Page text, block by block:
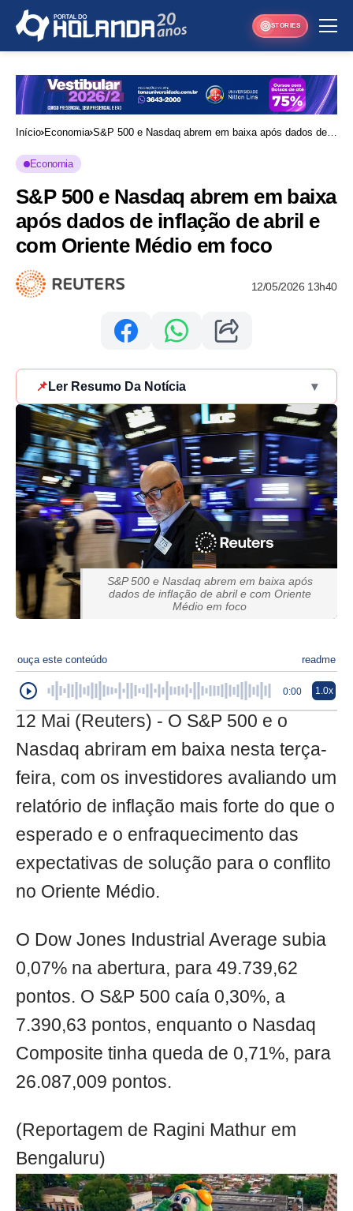
STORIES
Início Economia S&P 500 e Nasdaq abrem em baixa após dados de
Economia
S&P 500 e Nasdaq abrem em baixa
após dados de inflação de abril e
com Oriente Médio em foco
12/05/2026 13h40
📌 Ler Resumo Da Notícia ▾
S&P 500 e Nasdaq abrem em baixa após
dados de inflação de abril e com Oriente
Médio em foco
ouça este conteúdo readme
0:00 1.0x
12 Mai (Reuters) - O S&P 500 e o
Nasdaq abriram em baixa nesta terça-
feira, com os investidores avaliando um
relatório de inflação mais forte do que o
esperado e o enfraquecimento das
expectativas de solução para o conflito
no Oriente Médio.
O Dow Jones Industrial Average subia
0,07% na abertura, para 49.739,62
pontos. O S&P 500 caía 0,30%, a
7.390,63 pontos, enquanto o Nasdaq
Composite tinha queda de 0,71%, para
26.087,009 pontos.
(Reportagem de Ragini Mathur em
Bengaluru)